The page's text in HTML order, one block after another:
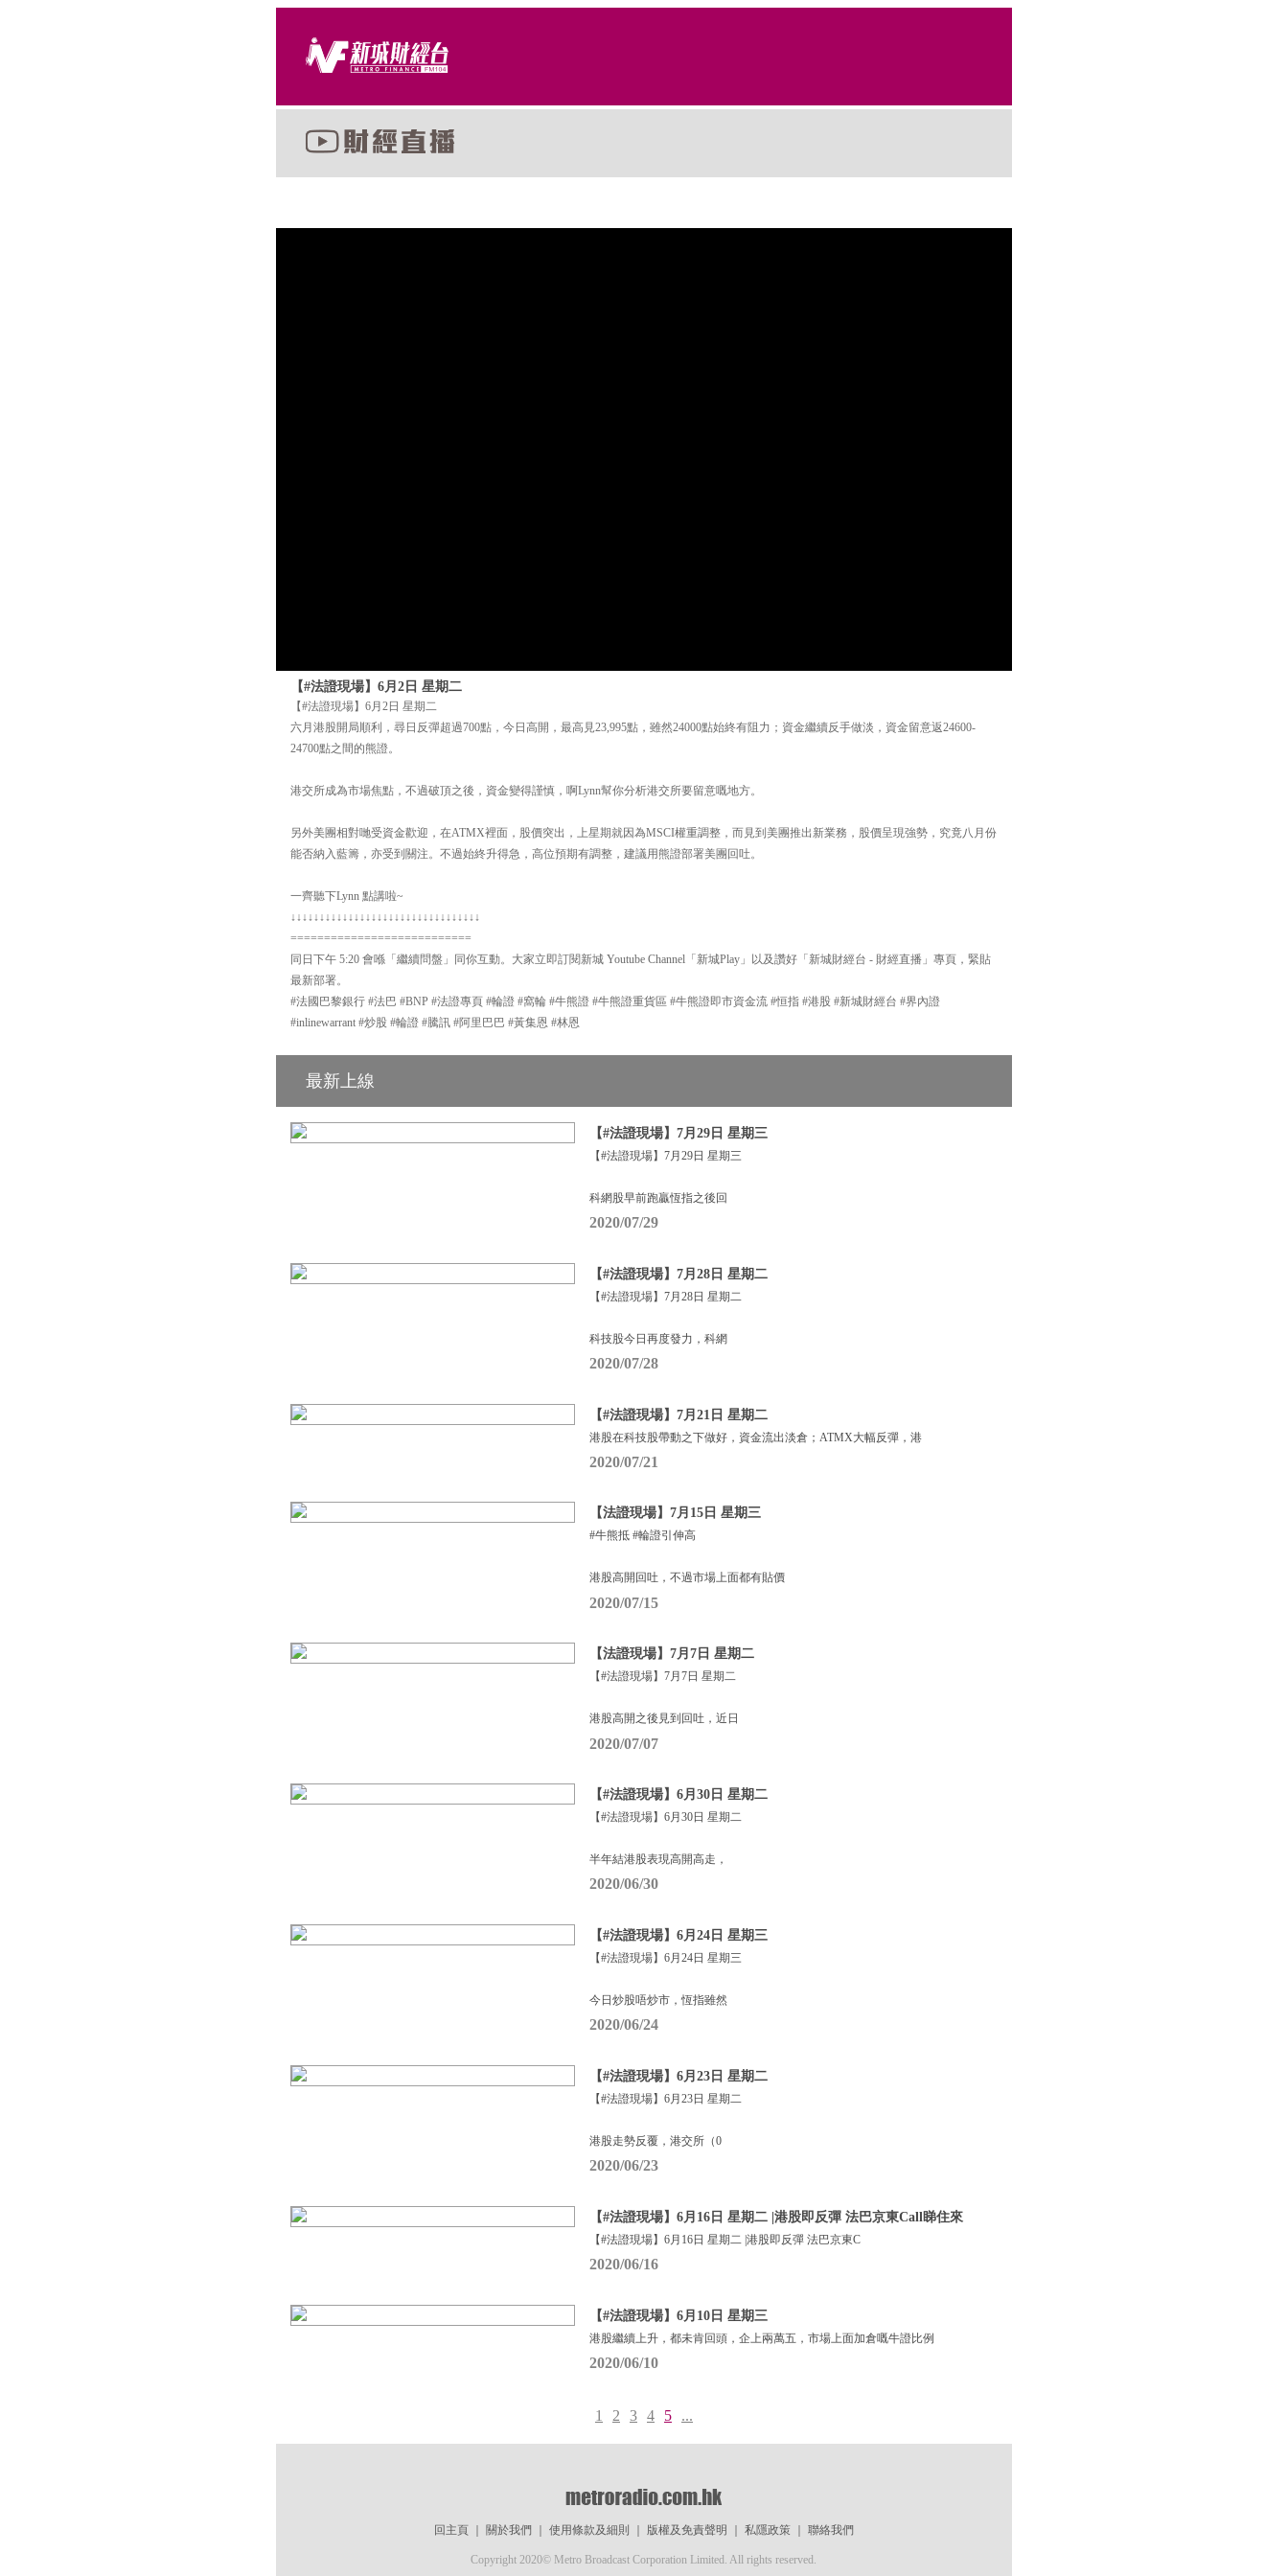
【#法證現場】6月2日 星期二
【#法證現場】6月2日 星期二
六月港股開局順利，尋日反彈超過700點，今日高開，最高見23,995點，雖然24000點始終有阻力；資金繼續反手做淡，資金留意返24600-
24700點之間的熊證。
港交所成為市場焦點，不過破頂之後，資金變得謹慎，啊Lynn幫你分析港交所要留意嘅地方。
另外美團相對哋受資金歡迎，在ATMX裡面，股價突出，上星期就因為MSCI權重調整，而見到美團推出新業務，股價呈現強勢，究竟八月份
能否納入藍籌，亦受到關注。不過始終升得急，高位預期有調整，建議用熊證部署美團回吐。
一齊聽下Lynn 點講啦~
↓↓↓↓↓↓↓↓↓↓↓↓↓↓↓↓↓↓↓↓↓↓↓↓↓↓↓↓↓↓↓↓↓
===========================
同日下午 5:20 會喺「繼續問盤」同你互動。大家立即訂閱新城 Youtube Channel「新城Play」以及讚好「新城財經台 - 財經直播」專頁，緊貼
最新部署。
#法國巴黎銀行 #法巴 #BNP #法證專頁 #輪證 #窩輪 #牛熊證 #牛熊證重貨區 #牛熊證即市資金流 #恒指 #港股 #新城財經台 #界內證
#inlinewarrant #炒股 #輪證 #騰訊 #阿里巴巴 #黃集恩 #林恩
最新上線
【#法證現場】7月29日 星期三
【#法證現場】7月29日 星期三
科網股早前跑贏恆指之後回
2020/07/29
【#法證現場】7月28日 星期二
【#法證現場】7月28日 星期二
科技股今日再度發力，科網
2020/07/28
【#法證現場】7月21日 星期二
港股在科技股帶動之下做好，資金流出淡倉；ATMX大幅反彈，港
2020/07/21
【法證現場】7月15日 星期三
#牛熊抵 #輪證引伸高
港股高開回吐，不過市場上面都有貼價
2020/07/15
【法證現場】7月7日 星期二
【#法證現場】7月7日 星期二
港股高開之後見到回吐，近日
2020/07/07
【#法證現場】6月30日 星期二
【#法證現場】6月30日 星期二
半年結港股表現高開高走，
2020/06/30
【#法證現場】6月24日 星期三
【#法證現場】6月24日 星期三
今日炒股唔炒市，恆指雖然
2020/06/24
【#法證現場】6月23日 星期二
【#法證現場】6月23日 星期二
港股走勢反覆，港交所（0
2020/06/23
【#法證現場】6月16日 星期二 |港股即反彈 法巴京東Call睇住來
【#法證現場】6月16日 星期二 |港股即反彈 法巴京東C
2020/06/16
【#法證現場】6月10日 星期三
港股繼續上升，都未肯回頭，企上兩萬五，市場上面加倉嘅牛證比例
2020/06/10
1 2 3 4 5 ...
回主頁｜ 關於我們 使用條款及細則 版權及免責聲明 私隱政策｜ 聯絡我們
Copyright 2020© Metro Broadcast Corporation Limited. All rights reserved.